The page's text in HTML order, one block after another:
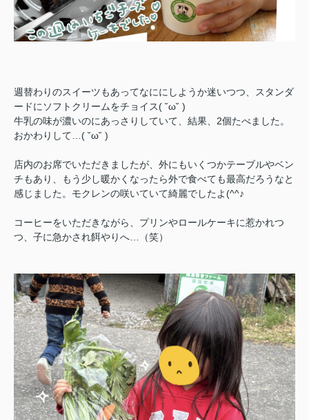
週替わりのスイーツもあってなににしようか迷いつつ、スタンダ
ードにソフトクリームをチョイス( ˘ω˘ )
牛乳の味が濃いのにあっさりしていて、結果、2個たべました。
おかわりして…( ˘ω˘ )
店内のお席でいただきましたが、外にもいくつかテーブルやベン
チもあり、もう少し暖かくなったら外で食べても最高だろうなと
感じました。モクレンの咲いていて綺麗でしたよ(^^♪
コーヒーをいただきながら、プリンやロールケーキに惹かれつ
つ、子に急かされ餌やりへ…（笑）